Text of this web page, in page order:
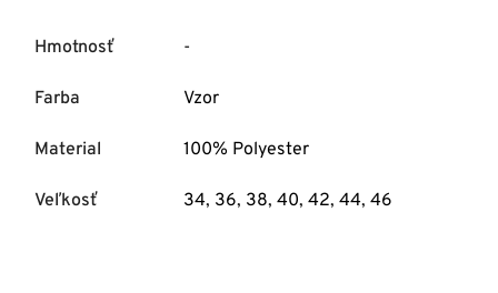
Hmotnosť -
Farba Vzor
Material 100% Polyester
Veľkosť 34, 36, 38, 40, 42, 44, 46